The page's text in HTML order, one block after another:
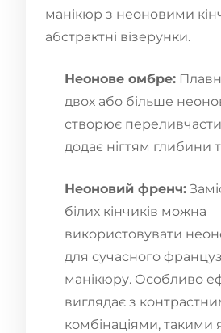
манікюр з неоновими
абстрактні візерунки.
Неонове омбре:
двох або більше
створює
додає нігтям глибини
Неоновий френч:
білих кінчиків можна
використовувати
для сучасного
манікюру. Особливо
виглядає з
комбінаціями, такими